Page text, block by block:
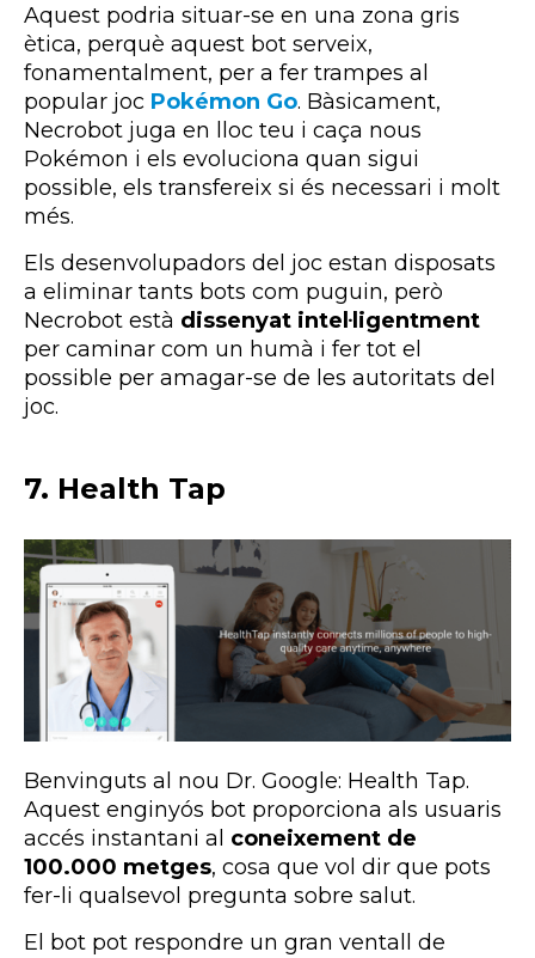
Aquest podria situar-se en una zona gris
ètica, perquè aquest bot serveix,
fonamentalment, per a fer trampes al
popular joc Pokémon Go. Bàsicament,
Necrobot juga en lloc teu i caça nous
Pokémon i els evoluciona quan sigui
possible, els transfereix si és necessari i molt
més.
Els desenvolupadors del joc estan disposats
a eliminar tants bots com puguin, però
Necrobot està dissenyat intel·ligentment
per caminar com un humà i fer tot el
possible per amagar-se de les autoritats del
joc.
7. Health Tap
Benvinguts al nou Dr. Google: Health Tap.
Aquest enginyós bot proporciona als usuaris
accés instantani al coneixement de
100.000 metges, cosa que vol dir que pots
fer-li qualsevol pregunta sobre salut.
El bot pot respondre un gran ventall de